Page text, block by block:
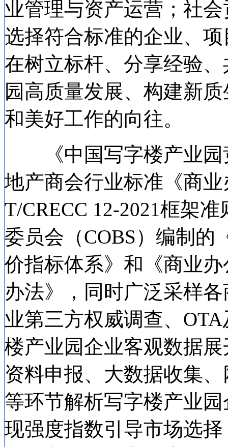
业管理与资产运营；社
选择符合标准的企业、
在树立标杆、分享经验
园高质量发展、构建新
和美好工作的向往。
《中国写字楼产业园
地产商会行业标准《商
T/CRECC 12-2021框架
委员会（COBS）编制的
价指标体系》和《商业
办法》，同时广泛采样
业第三方权威调查、
楼产业园企业客观数据
资料申报、大数据收集
等环节解析写字楼产业
现强度指数引导市场选